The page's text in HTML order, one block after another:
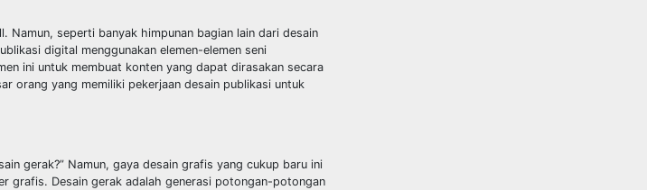
Namun, seperti banyak himpunan bagian lain dari desain
digital menggunakan elemen-elemen seni
ini untuk membuat konten yang dapat dirasakan secara
orang yang memiliki pekerjaan desain publikasi untuk
gerak?” Namun, gaya desain grafis yang cukup baru ini
grafis. Desain gerak adalah generasi potongan-potongan